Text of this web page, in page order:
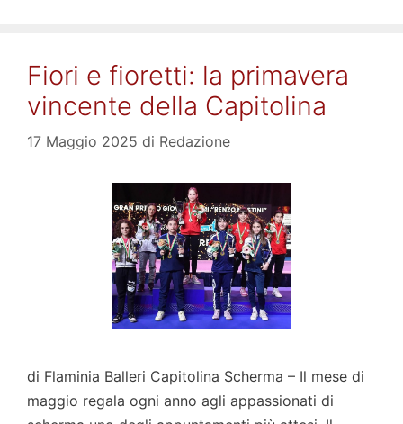
Fiori e fioretti: la primavera
vincente della Capitolina
17 Maggio 2025 di Redazione
di Flaminia Balleri Capitolina Scherma – Il mese di
maggio regala ogni anno agli appassionati di